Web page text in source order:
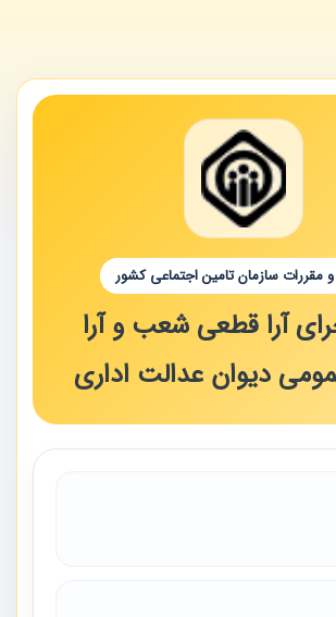
و مقررات سازمان تامین اجتماعی کشور
آرا قطعی شعب و آرا
دیوان عدالت اداری